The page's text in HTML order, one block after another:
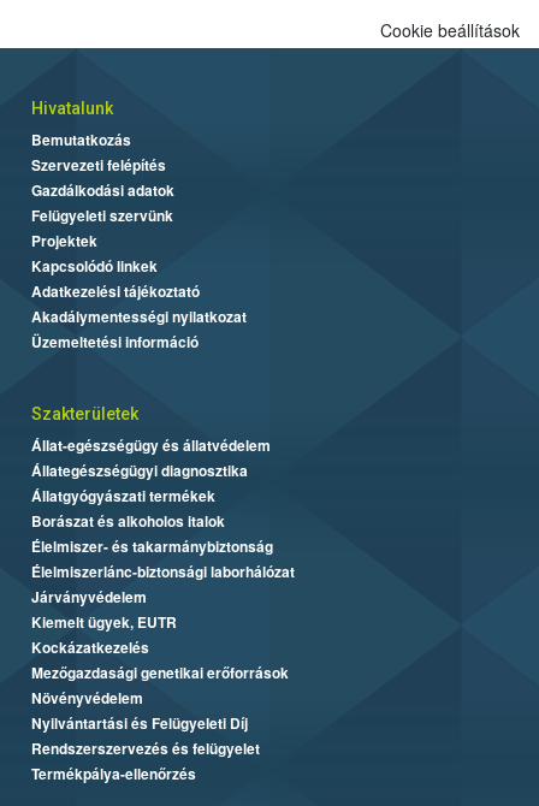
Cookie beállítások
Hivatalunk
Bemutatkozás
Szervezeti felépítés
Gazdálkodási adatok
Felügyeleti szervünk
Projektek
Kapcsolódó linkek
Adatkezelési tájékoztató
Akadálymentességi nyilatkozat
Üzemeltetési információ
Szakterületek
Állat-egészségügy és állatvédelem
Állategészségügyi diagnosztika
Állatgyógyászati termékek
Borászat és alkoholos italok
Élelmiszer- és takarmánybiztonság
Élelmiszerlánc-biztonsági laborhálózat
Járványvédelem
Kiemelt ügyek, EUTR
Kockázatkezelés
Mezőgazdasági genetikai erőforrások
Növényvédelem
Nyilvántartási és Felügyeleti Díj
Rendszerszervezés és felügyelet
Termékpálya-ellenőrzés